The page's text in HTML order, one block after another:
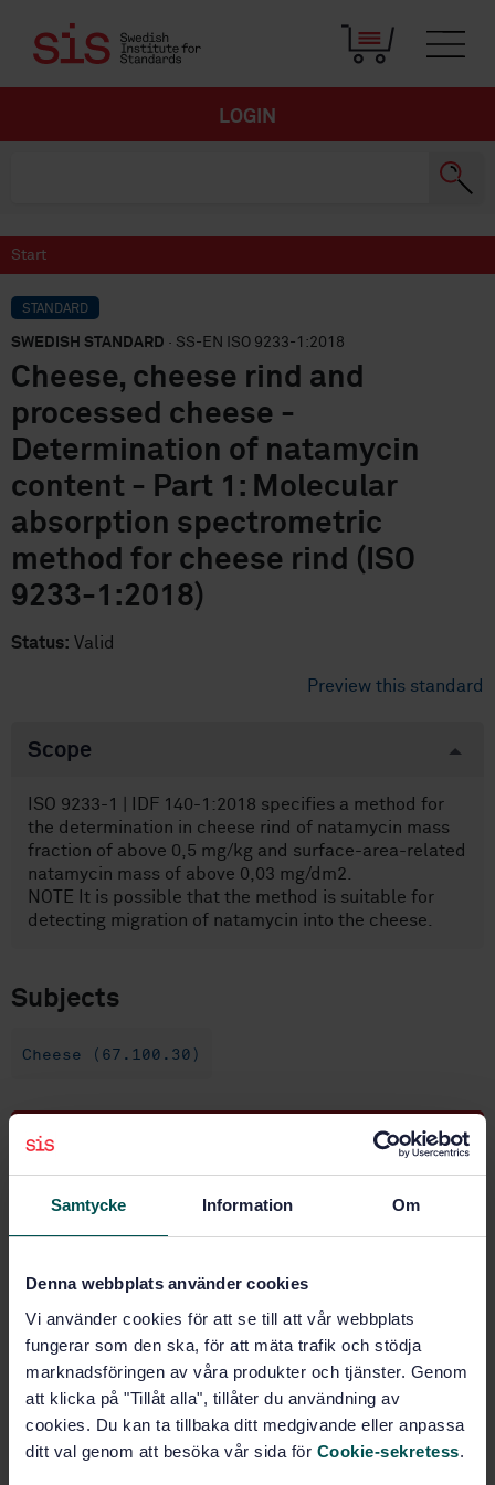
Samtycke Information Om
Denna webbplats använder cookies
Vi använder cookies för att se till att vår webbplats
fungerar som den ska, för att mäta trafik och stödja
marknadsföringen av våra produkter och tjänster. Genom
att klicka på "Tillåt alla", tillåter du användning av
cookies. Du kan ta tillbaka ditt medgivande eller anpassa
ditt val genom att besöka vår sida för Cookie-sekretess.
LOGIN
Start
STANDARD
SWEDISH STANDARD · SS-EN ISO 9233-1:2018
Cheese, cheese rind and
processed cheese -
Determination of natamycin
content - Part 1: Molecular
absorption spectrometric
method for cheese rind (ISO
9233-1:2018)
Status: Valid
Preview this standard
Scope
ISO 9233-1 | IDF 140-1:2018 specifies a method for
the determination in cheese rind of natamycin mass
fraction of above 0,5 mg/kg and surface-area-related
natamycin mass of above 0,03 mg/dm2.
NOTE It is possible that the method is suitable for
detecting migration of natamycin into the cheese.
Subjects
Cheese (67.100.30)
Buy this standard
Determination of natamycin content - Part 1:
cheese rind (ISO 9233-1:2018)
Subscribe on standards - Read more
Price:943 SEK
Add to cart